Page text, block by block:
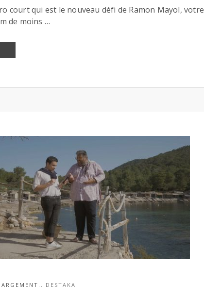
court qui est le nouveau défi de Ramon Mayol, votre
de moins …
DESTAKA